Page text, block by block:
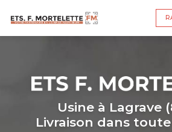
principal
Usine à Lagrave
Livraison dans